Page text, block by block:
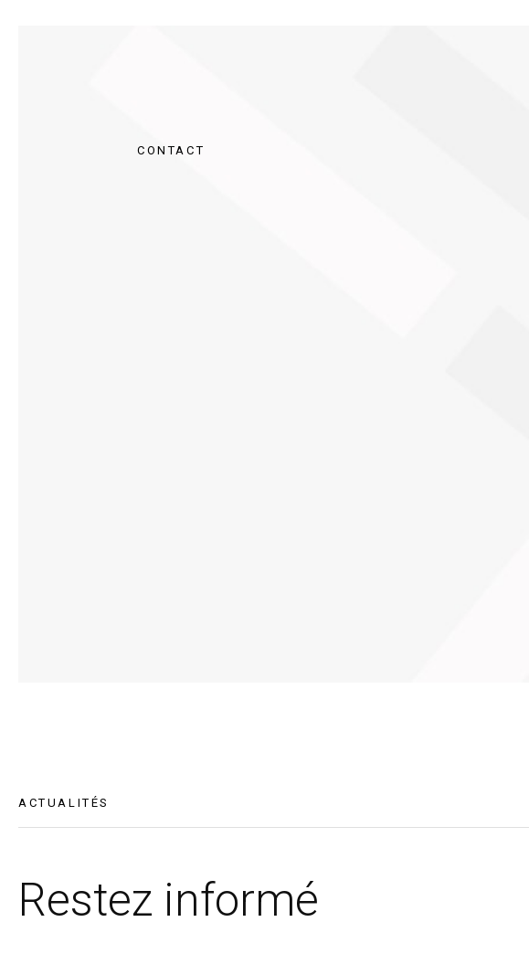
CONTACT
ACTUALITÉS
Restez informé